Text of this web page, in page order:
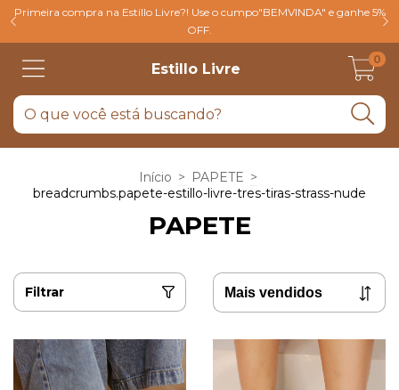
Primeira compra na Estillo Livre?! Use o cumpo"BEMVINDA" e ganhe 5%
OFF.
Estillo Livre
0
Início > PAPETE >
breadcrumbs.papete-estillo-livre-tres-tiras-strass-nude
PAPETE
Filtrar